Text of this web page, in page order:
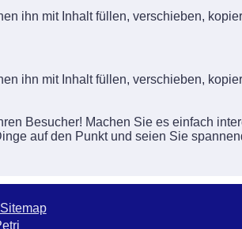
ihn mit Inhalt füllen, verschieben,
ihn mit Inhalt füllen, verschieben,
Besucher! Machen Sie es einfach
auf den Punkt und seien Sie
Sitemap